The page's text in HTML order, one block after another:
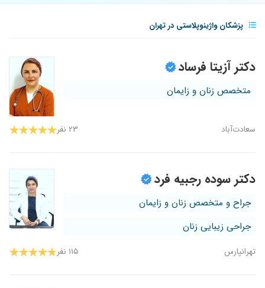
پزشکان واژینوپلاستی در تهران
دکتر آزیتا فرساد
متخصص زنان و زایمان
سعادت‌آباد ۲۳ نفر
دکتر سوده رجبیه فرد
جراح و متخصص زنان و زایمان
جراحی زیبایی زنان
تهرانپارس ۱۱۵ نفر